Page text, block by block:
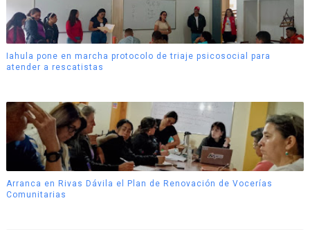
Iahula pone en marcha protocolo de triaje psicosocial para
atender a rescatistas
Arranca en Rivas Dávila el Plan de Renovación de Vocerías
Comunitarias